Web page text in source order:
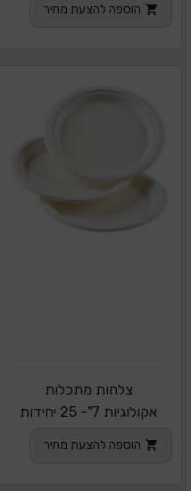
הוספה להצעת מחיר
צלחות מתכלות
אקולוגיות 7"- 25 יחידות
הוספה להצעת מחיר